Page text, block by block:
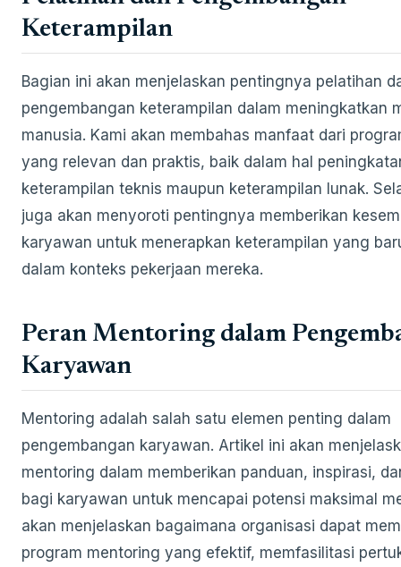
Keterampilan
Bagian ini akan menjelaskan pentingnya pelatihan
pengembangan keterampilan dalam meningkatkan
manusia. Kami akan membahas manfaat dari
yang relevan dan praktis, baik dalam hal
keterampilan teknis maupun keterampilan lunak.
juga akan menyoroti pentingnya memberikan
karyawan untuk menerapkan keterampilan yang
dalam konteks pekerjaan mereka.
Peran Mentoring dalam
Karyawan
Mentoring adalah salah satu elemen penting dalam
pengembangan karyawan. Artikel ini akan
mentoring dalam memberikan panduan, inspirasi,
bagi karyawan untuk mencapai potensi maksimal
akan menjelaskan bagaimana organisasi dapat
program mentoring yang efektif, memfasilitasi